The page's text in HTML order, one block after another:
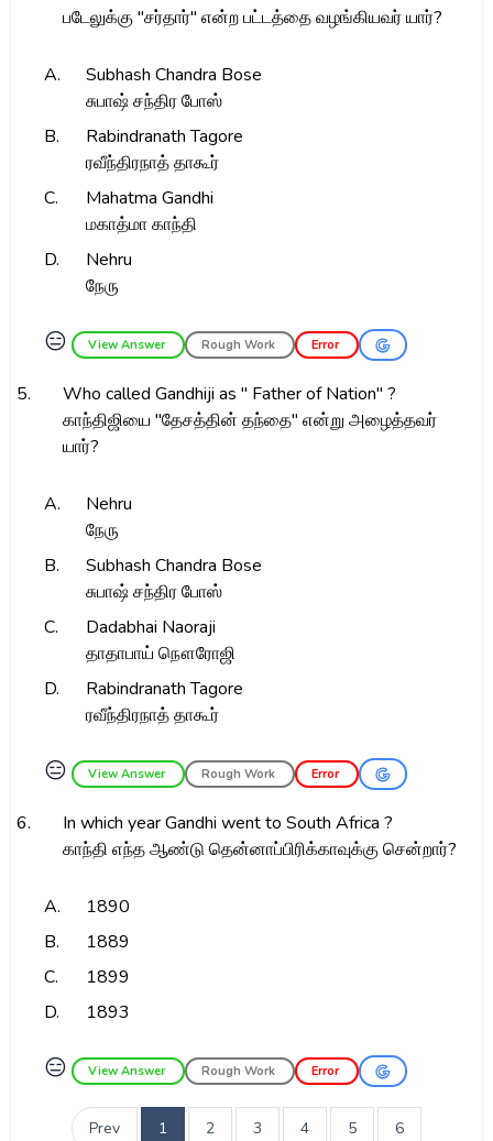
படேலுக்கு "சர்தார்" என்ற பட்டத்தை வழங்கியவர் யார்?
A.
Subhash Chandra Bose
சுபாஷ் சந்திர போஸ்
B.
Rabindranath Tagore
ரவீந்திரநாத் தாகூர்
C.
Mahatma Gandhi
மகாத்மா காந்தி
D.
Nehru
நேரு
😑 View Answer Rough Work Error
5.
Who called Gandhiji as " Father of Nation" ?
காந்திஜியை "தேசத்தின் தந்தை" என்று அழைத்தவர்
யார்?
A.
Nehru
நேரு
B.
Subhash Chandra Bose
சுபாஷ் சந்திர போஸ்
C.
Dadabhai Naoraji
தாதாபாய் நௌரோஜி
D.
Rabindranath Tagore
ரவீந்திரநாத் தாகூர்
😑 View Answer Rough Work Error
6.
In which year Gandhi went to South Africa ?
காந்தி எந்த ஆண்டு தென்னாப்பிரிக்காவுக்கு சென்றார்?
A.
1890
B.
1889
C.
1899
D.
1893
😑 View Answer Rough Work Error
Prev 1 2 3 4 5 6